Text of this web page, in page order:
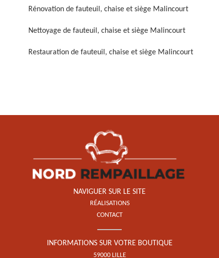
Rénovation de fauteuil,
chaise et siège 59
Nettoyage de fauteuil,
chaise et siège 59
Restauration de fauteuil,
chaise et siège 59
Rénovation de fauteuil, chaise et siège Malincourt
Nettoyage de fauteuil, chaise et siège Malincourt
Restauration de fauteuil, chaise et siège Malincourt
NAVIGUER SUR LE SITE
RÉALISATIONS
CONTACT
INFORMATIONS SUR VOTRE BOUTIQUE
59000 LILLE